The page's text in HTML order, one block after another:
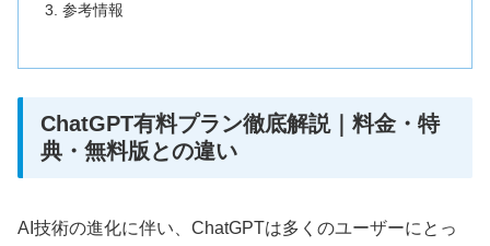
参考情報
ChatGPT有料プラン徹底解説｜料金・特
典・無料版との違い
AI技術の進化に伴い、ChatGPTは多くのユーザーにとっ